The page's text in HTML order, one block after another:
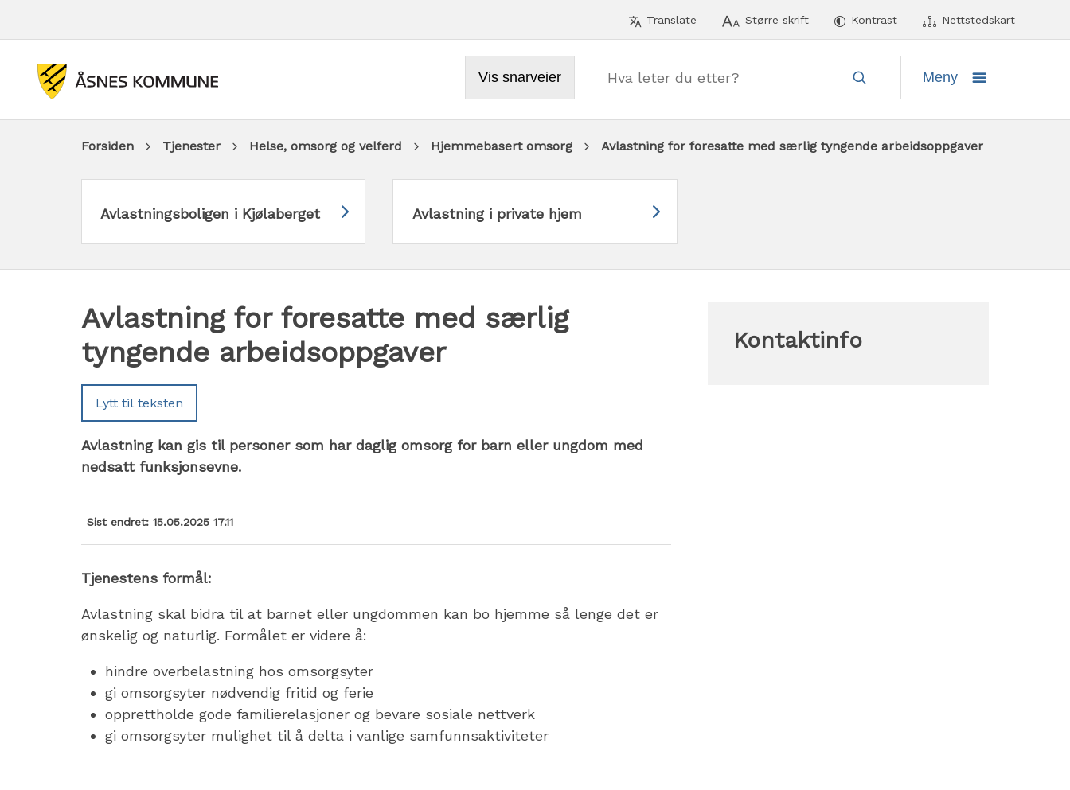
Verktøymeny
Translate Større skrift Kontrast Nettstedskart
Vis snarveier Meny
Du
er
her:
Forsiden Tjenester Helse, omsorg og velferd Hjemmebasert omsorg Avlastning for foresatte med særlig tyngende arbeidsoppgaver
Avlastningsboligen i Kjølaberget Avlastning i private hjem
Avlastning for foresatte med særlig
tyngende arbeidsoppgaver
Lytt til teksten
Avlastning kan gis til personer som har daglig omsorg for barn eller ungdom med
nedsatt funksjonsevne.
Sist endret 15.05.2025 17.11
Tjenestens formål:
Avlastning skal bidra til at barnet eller ungdommen kan bo hjemme så lenge det er
ønskelig og naturlig. Formålet er videre å:
hindre overbelastning hos omsorgsyter
gi omsorgsyter nødvendig fritid og ferie
opprettholde gode familierelasjoner og bevare sosiale nettverk
gi omsorgsyter mulighet til å delta i vanlige samfunnsaktiviteter
Kontaktinfo